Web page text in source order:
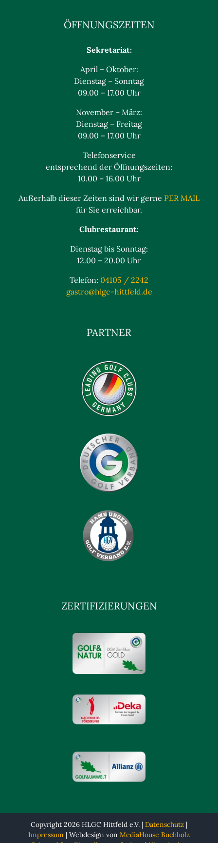
ÖFFNUNGSZEITEN
Sekretariat:
April – Oktober:
Dienstag – Sonntag
09.00 – 17.00 Uhr
November – März:
Dienstag – Freitag
09.00 – 17.00 Uhr
Telefonservice
entsprechend der Öffnungszeiten:
10.00 – 16.00 Uhr
Außerhalb dieser Zeiten sind wir gerne PER MAIL
für Sie erreichbar.
Clubrestaurant:
Dienstag bis Sonntag:
12.00 – 20.00 Uhr
Telefon: 04105 / 2242
gastro@hlgc-hittfeld.de
PARTNER
ZERTIFIZIERUNGEN
Copyright 2026 HLGC Hittfeld e.V. | Datenschutz |
Impressum | Webdesign von MediaHouse Buchholz